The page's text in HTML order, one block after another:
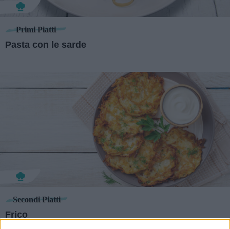
Primi Piatti
Pasta con le sarde
Secondi Piatti
Frico